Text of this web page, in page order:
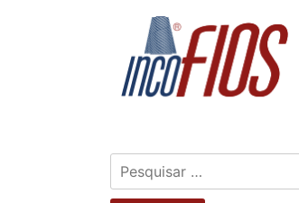
Pesquisar
por: